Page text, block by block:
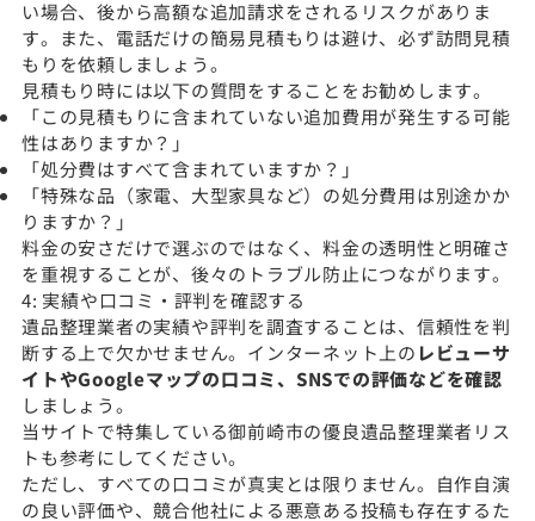
い場合、後から高額な追加請求をされるリスクがありま
す。また、電話だけの簡易見積もりは避け、必ず訪問見積
もりを依頼しましょう。
見積もり時には以下の質問をすることをお勧めします。
「この見積もりに含まれていない追加費用が発生する可能
性はありますか？」
「処分費はすべて含まれていますか？」
「特殊な品（家電、大型家具など）の処分費用は別途かか
りますか？」
料金の安さだけで選ぶのではなく、料金の透明性と明確さ
を重視することが、後々のトラブル防止につながります。
4: 実績や口コミ・評判を確認する
遺品整理業者の実績や評判を調査することは、信頼性を判
断する上で欠かせません。インターネット上の レビューサ
イトやGoogleマップの口コミ、SNSでの評価などを確認
しましょう。
当サイトで特集している御前崎市の優良遺品整理業者リス
トも参考にしてください。
ただし、すべての口コミが真実とは限りません。自作自演
の良い評価や、競合他社による悪意ある投稿も存在するた